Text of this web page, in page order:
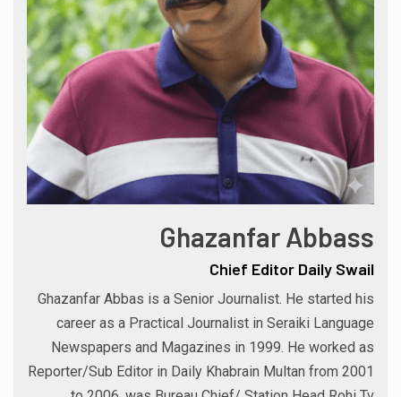
Ghazanfar Abbass
Chief Editor Daily Swail
Ghazanfar Abbas is a Senior Journalist. He started his
career as a Practical Journalist in Seraiki Language
Newspapers and Magazines in 1999. He worked as
Reporter/Sub Editor in Daily Khabrain Multan from 2001